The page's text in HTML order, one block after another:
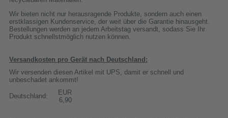
Wir bieten nicht nur herausragende Produkte, sondern auch einen
erstklassigen Kundenservice, der weit über die Garantie hinausgeht.
Bestellungen werden an jedem Arbeitstag versandt, sodass Sie Ihr
Produkt schnellstmöglich nutzen können.
Versandkosten pro Gerät nach Deutschland:
Wir versenden diesen Artikel mit UPS, damit er schnell und
unbeschadet ankommt!
Deutschland:
EUR
6,90